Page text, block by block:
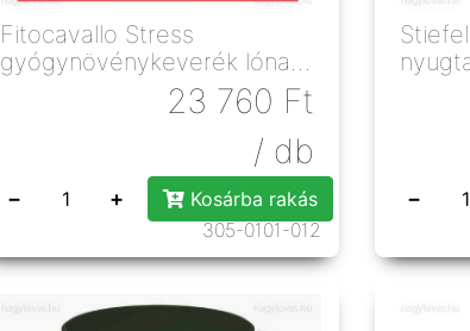
Fitocavallo Stress
gyógynövénykeverék lónak
23 760 Ft
/ db
− +
Kosárba rakás
305-0101-012
−